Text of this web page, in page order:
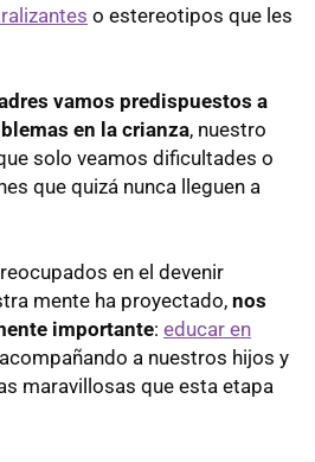
o estereotipos que les
vamos predispuestos a
en la crianza, nuestro
solo veamos dificultades o
que quizá nunca lleguen a
en el devenir
mente ha proyectado, nos
importante: educar en
a nuestros hijos y
maravillosas que esta etapa